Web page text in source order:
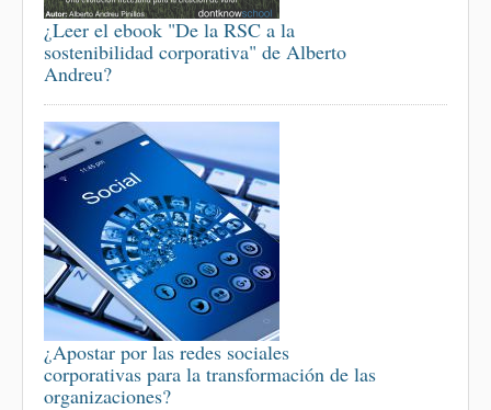
¿Leer el ebook "De la RSC a la
sostenibilidad corporativa" de Alberto
Andreu?
¿Apostar por las redes sociales
corporativas para la transformación de las
organizaciones?